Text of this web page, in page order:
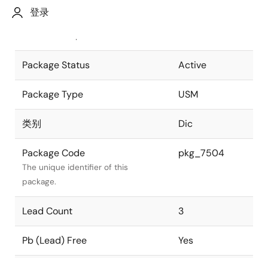
登录
JEITA Standard
The JEITA standard to which the
Package Status Active
Package Type USM
类别 Dic
Package Code
The unique identifier of this
package.
pkg_7504
Lead Count 3
Pb (Lead) Free Yes